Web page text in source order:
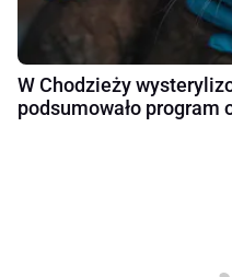
W Chodzieży
podsumowało